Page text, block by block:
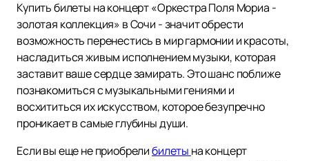
Купить билеты на концерт «Оркестра Поля Мориа -
золотая коллекция» в Сочи - значит обрести
возможность перенестись в мир гармонии и красоты,
насладиться живым исполнением музыки, которая
заставит ваше сердце замирать. Это шанс поближе
познакомиться с музыкальными гениями и
восхититься их искусством, которое безупречно
проникает в самые глубины души.
Если вы еще не приобрелибилеты на концерт